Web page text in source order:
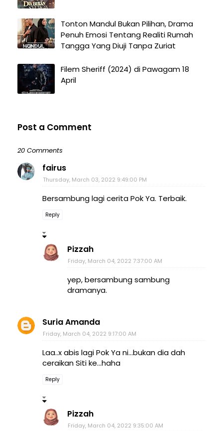
Tonton Mandul Bukan Pilihan, Drama
Penuh Emosi Tentang Realiti Rumah
Tangga Yang Diuji Tanpa Zuriat
Filem Sheriff (2024) di Pawagam 18
April
Post a Comment
20 Comments
fairus
Thursday, March 03, 2022 9:49:00 PM
Bersambung lagi cerita Pok Ya. Terbaik.
Reply
Pizzah
Friday, March 04, 2022 7:37:00 AM
yep, bersambung sambung
dramanya.
Suria Amanda
Friday, March 04, 2022 9:17:00 AM
Laa..x abis lagi Pok Ya ni...bukan dia dah
ceraikan Siti ke...haha
Reply
Pizzah
Friday, March 04, 2022 9:35:00 AM